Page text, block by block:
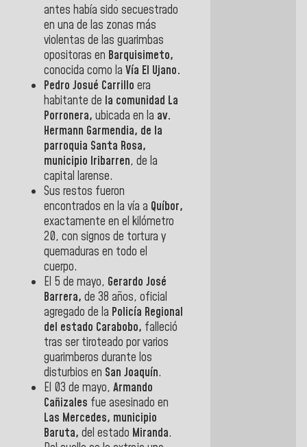
antes había sido secuestrado
en una de las zonas más
violentas de las guarimbas
opositoras en Barquisimeto,
conocida como la Vía El Ujano.
Pedro Josué Carrillo era
habitante de la comunidad La
Porronera, ubicada en la av.
Hermann Garmendia, de la
parroquia Santa Rosa,
municipio Iribarren, de la
capital larense.
Sus restos fueron
encontrados en la vía a Quíbor,
exactamente en el kilómetro
20, con signos de tortura y
quemaduras en todo el
cuerpo.
El 5 de mayo, Gerardo José
Barrera, de 38 años, oficial
agregado de la Policía Regional
del estado Carabobo, falleció
tras ser tiroteado por varios
guarimberos durante los
disturbios en San Joaquín.
El 03 de mayo, Armando
Cañizales fue asesinado en
Las Mercedes, municipio
Baruta, del estado Miranda.